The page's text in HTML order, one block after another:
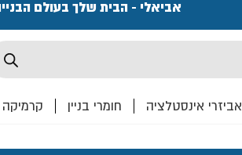
אביאלי - הבית שלך בעולם
אביזרי אינסטלציה חומרי בניין קרמיקה